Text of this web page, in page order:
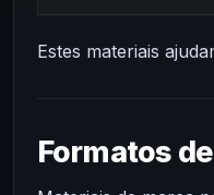
Estes materiais
Formatos